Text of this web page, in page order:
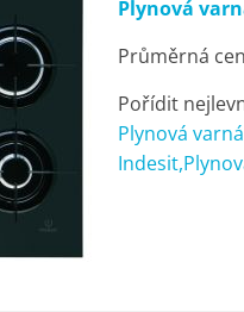
Plynová
Průměrná
Pořídit
Plynová